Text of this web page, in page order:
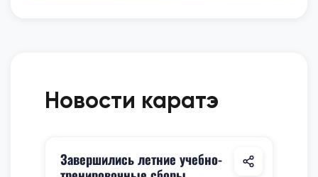
Новости каратэ
Завершились летние учебно-